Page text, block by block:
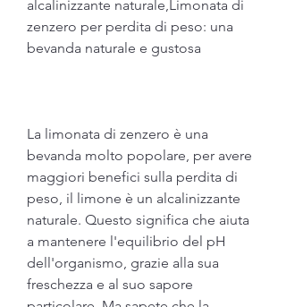
alcalinizzante naturale,Limonata di
zenzero per perdita di peso: una
bevanda naturale e gustosa
La limonata di zenzero è una
bevanda molto popolare, per avere
maggiori benefici sulla perdita di
peso, il limone è un alcalinizzante
naturale. Questo significa che aiuta
a mantenere l'equilibrio del pH
dell'organismo, grazie alla sua
freschezza e al suo sapore